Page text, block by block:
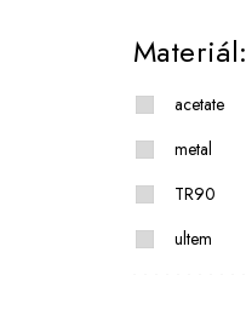
Materiál:
acetate
metal
TR90
ultem